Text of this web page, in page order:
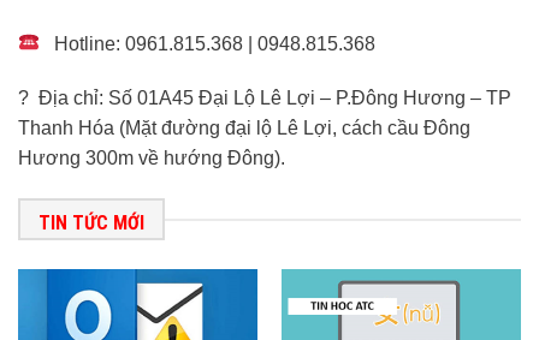
Hotline: 0961.815.368 | 0948.815.368
? Địa chỉ: Số 01A45 Đại Lộ Lê Lợi – P.Đông Hương – TP
Thanh Hóa (Mặt đường đại lộ Lê Lợi, cách cầu Đông
Hương 300m về hướng Đông).
TIN TỨC MỚI